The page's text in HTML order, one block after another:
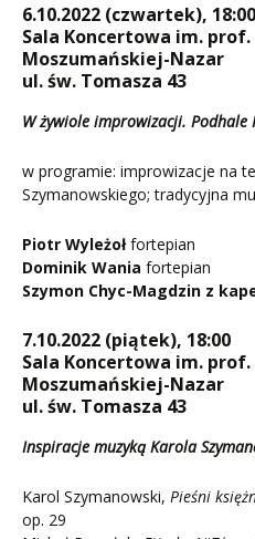
6.10.2022 (czwartek), 18:00
Sala Koncertowa im.
Moszumańskiej-Nazar
ul. św. Tomasza 43
W żywiole improwizacji. Podhale
w programie: improwizacje na
Szymanowskiego; tradycyjna
Piotr Wyleżołfortepian
Dominik Wania fortepian
Szymon Chyc-Magdzin z
7.10.2022 (piątek), 18:00
Sala Koncertowa im.
Moszumańskiej-Nazar
ul. św. Tomasza 43
Inspiracje muzyką Karola
Karol Szymanowski, Pieśni
op. 29